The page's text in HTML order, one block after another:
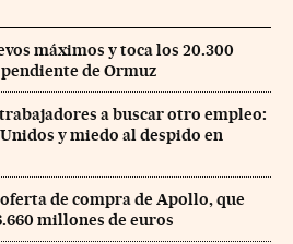
máximos y toca los 20.300
de Ormuz
a buscar otro empleo:
y miedo al despido en
de compra de Apollo, que
millones de euros